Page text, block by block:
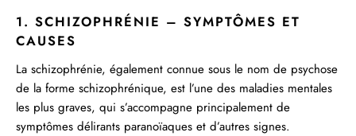
1. SCHIZOPHRÉNIE – SYMPTÔMES ET
CAUSES
La schizophrénie, également connue sous le nom de psychose
de la forme schizophrénique, est l’une des maladies mentales
les plus graves, qui s’accompagne principalement de
symptômes délirants paranoïaques et d’autres signes.